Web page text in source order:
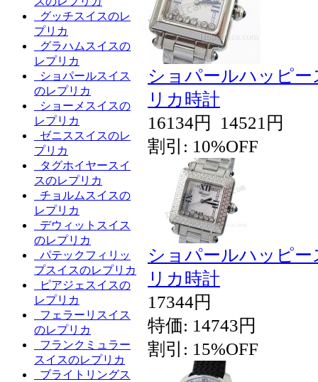
グッチスイスのレ
プリカ
グラハムスイスの
レプリカ
ショパールスイス
のレプリカ
ショーメスイスの
レプリカ
ゼニススイスのレ
プリカ
タグホイヤースイ
スのレプリカ
チョルムスイスの
レプリカ
デウィットスイス
のレプリカ
パテックフィリッ
プスイスのレプリカ
ピアジェスイスの
レプリカ
フェラーリスイス
のレプリカ
フランクミュラー
スイスのレプリカ
ブライトリングス
ショパールハッピ
リカ時計
16134円
14521円
割引: 10%OFF
ショパールハッピ
リカ時計
17344円
特価: 14743円
割引: 15%OFF